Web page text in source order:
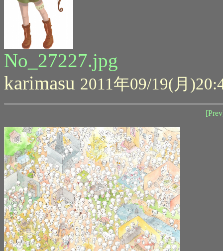
No_27227.jpg
karimasu 2011年09/19(月